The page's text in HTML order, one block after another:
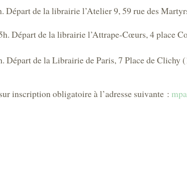
Départ de la librairie l’Atelier 9, 59 rue des
Départ de la librairie l’Attrape-Cœurs, 4 place
Départ de la Librairie de Paris, 7 Place de Clichy
inscription obligatoire à l’adresse suivante :